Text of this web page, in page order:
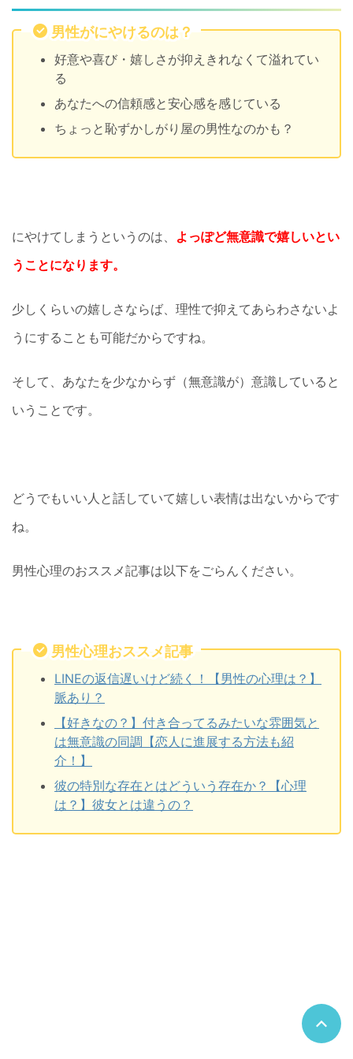
男性がにやけるのは？
好意や喜び・嬉しさが抑えきれなくて溢れてい
る
あなたへの信頼感と安心感を感じている
ちょっと恥ずかしがり屋の男性なのかも？
にやけてしまうというのは、 よっぽど無意識で嬉しいとい
うことになります。
少しくらいの嬉しさならば、理性で抑えてあらわさないよ
うにすることも可能だからですね。
そして、あなたを少なからず（無意識が）意識していると
いうことです。
どうでもいい人と話していて嬉しい表情は出ないからです
ね。
男性心理のおススメ記事は以下をごらんください。
男性心理おススメ記事
LINEの返信遅いけど続く！【男性の心理は？】
脈あり？
【好きなの？】付き合ってるみたいな雰囲気と
は無意識の同調【恋人に進展する方法も紹
介！】
彼の特別な存在とはどういう存在か？【心理
は？】彼女とは違うの？